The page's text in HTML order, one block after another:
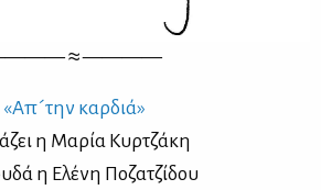
≈ ————
«Aπ´την καρ­διά»
η Μα­ρία Κυρ­τζά­κη
η Ελέ­νη Πο­ζα­τζί­δου